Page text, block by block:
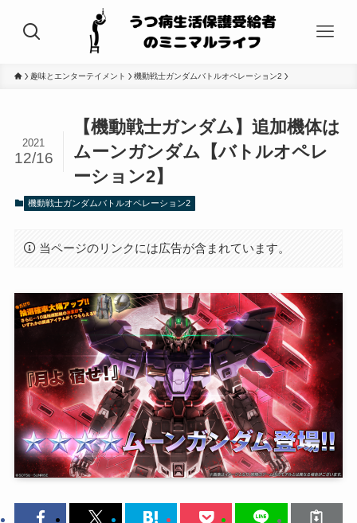
趣味とエンターテイメント 機動戦士ガンダムバトルオペレーション2
【機動戦士ガンダム】追加機体は
ムーンガンダム【バトルオペレ
ーション2】
2021
12/16
機動戦士ガンダムバトルオペレーション2
当ページのリンクには広告が含まれています。